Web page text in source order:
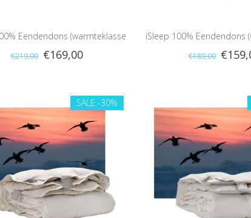
Eendendons (warmteklasse
€219,00 €169,00
iSleep 100% Eendendons
€189,00
SALE -30%